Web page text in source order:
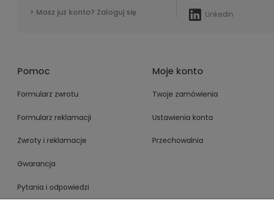
Masz już konto? Zaloguj się
Linkedin
Pomoc
Formularz zwrotu
Formularz reklamacji
Zwroty i reklamacje
Gwarancja
Pytania i odpowiedzi
Moje konto
Twoje zamówienia
Ustawienia konta
Przechowalnia